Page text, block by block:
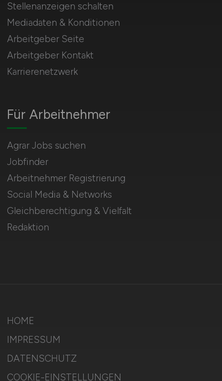
Für Arbeitnehmer
Agrar Jobs suchen
Jobfinder
Arbeitnehmer Registrierung
Social Media & Networks
Gleichberechtigung & Vielfalt
Redaktion
Stellenanzeigen schalten
Mediadaten & Konditionen
Arbeitgeber Seite
Arbeitgeber Kontakt
Karrierenetzwerk
HOME
IMPRESSUM
DATENSCHUTZ
COOKIE-EINSTELLUNGEN